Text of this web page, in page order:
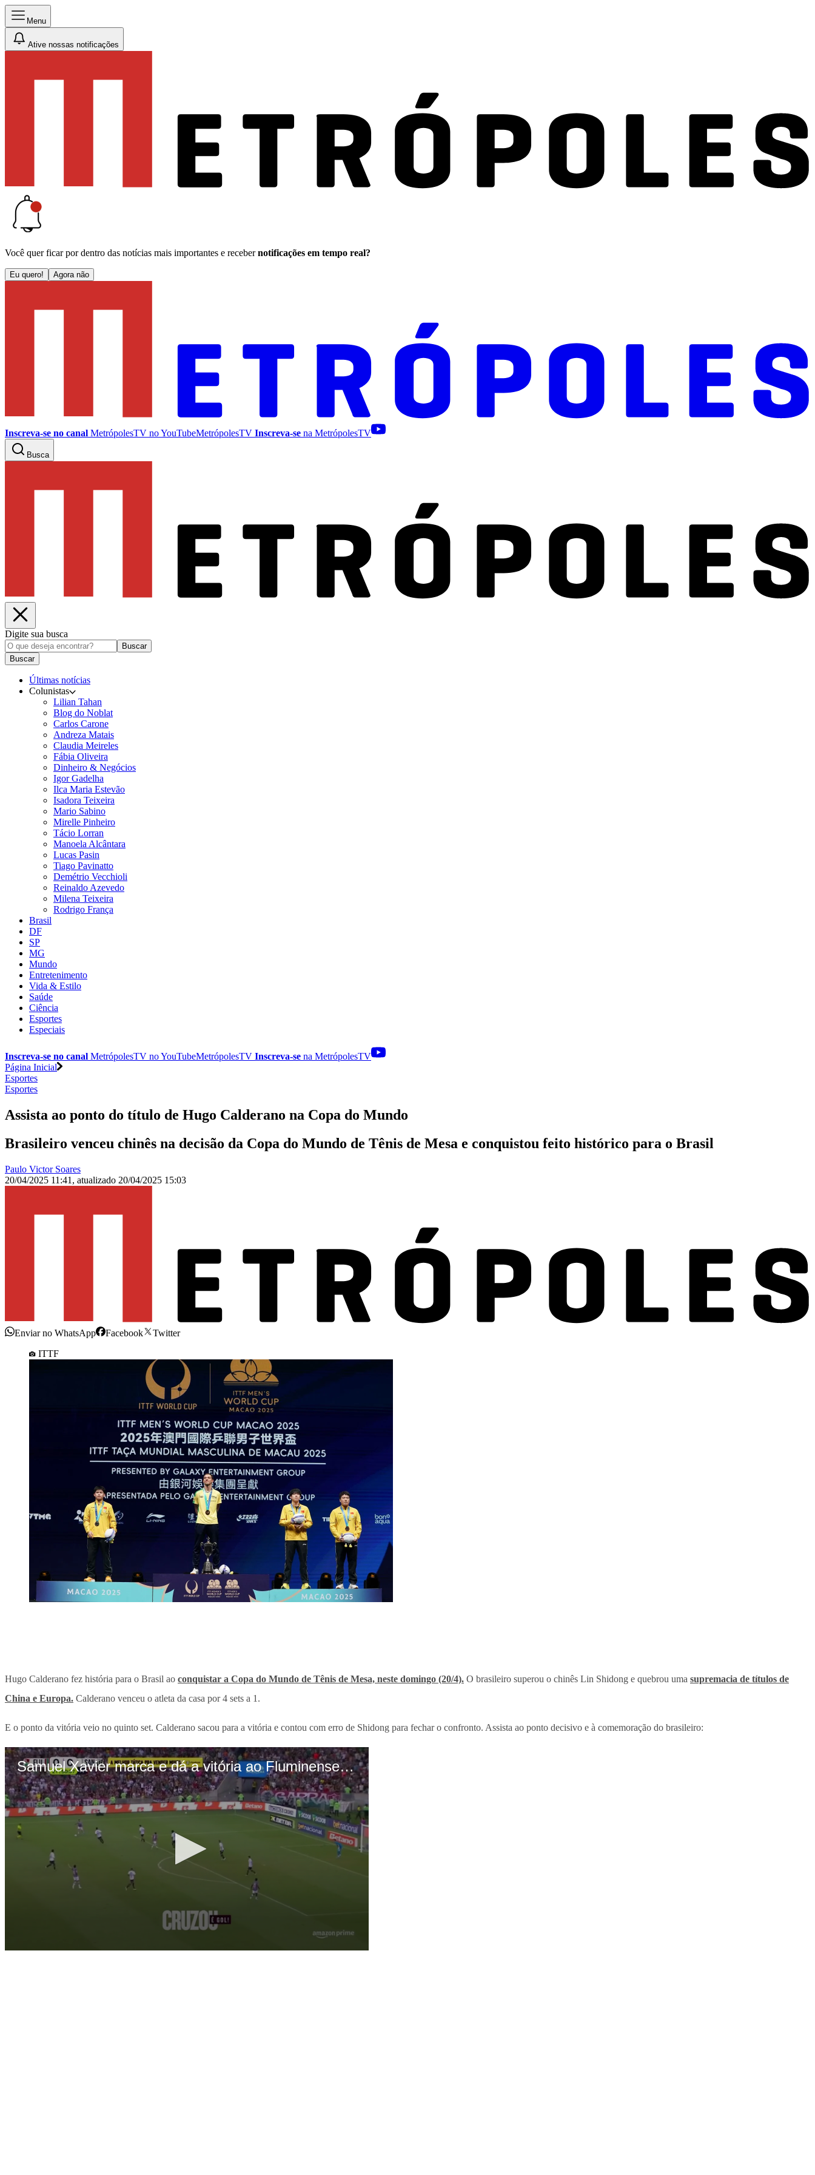
Menu
Ative nossas notificações
Você quer ficar por dentro das notícias mais importantes e receber notificações em tempo real?
Eu quero! Agora não
Inscreva-se no canal MetrópolesTV noYouTubeMetrópolesTV Inscreva-se na MetrópolesTV
Busca
Digite sua busca
Buscar
Buscar
Últimas notícias
Colunistas
Lilian Tahan
Blog do Noblat
Carlos Carone
Andreza Matais
Claudia Meireles
Fábia Oliveira
Dinheiro & Negócios
Igor Gadelha
Ilca Maria Estevão
Isadora Teixeira
Mario Sabino
Mirelle Pinheiro
Tácio Lorran
Manoela Alcântara
Lucas Pasin
Tiago Pavinatto
Demétrio Vecchioli
Reinaldo Azevedo
Milena Teixeira
Rodrigo França
Brasil
DF
SP
MG
Mundo
Entretenimento
Vida & Estilo
Saúde
Ciência
Esportes
Especiais
Inscreva-se no canal MetrópolesTV noYouTubeMetrópolesTV Inscreva-se na MetrópolesTV
Página Inicial
Esportes
Esportes
Assista ao ponto do título de Hugo Calderano na Copa do Mundo
Brasileiro venceu chinês na decisão da Copa do Mundo de Tênis de Mesa e conquistou feito histórico para o Brasil
Paulo Victor Soares
20/04/2025 11:41 , atualizado 20/04/2025 15:03
Enviar no WhatsApp Facebook
Twitter
ITTF
Hugo Calderano fez história para o Brasil ao conquistar a Copa do Mundo de Tênis de Mesa, neste domingo (20/4). O brasileiro superou o chinês Lin Shidong e quebrou uma supremacia de títulos de
China e Europa. Calderano venceu o atleta da casa por 4 sets a 1.
E o ponto da vitória veio no quinto set. Calderano sacou para a vitória e contou com erro de Shidong para fechar o confronto. Assista ao ponto decisivo e à comemoração do brasileiro: